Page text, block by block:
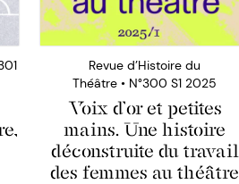
Revue d’Histoire du
Théâtre • N°300 S1 2025
Voix d’or et petites
mains. Une histoire
déconstruite du travail
des femmes au théâtre